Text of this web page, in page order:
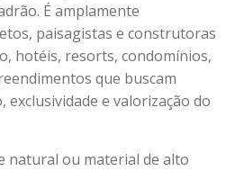
É amplamente
paisagistas e construtoras
hotéis, resorts, condomínios,
que buscam
e valorização do
natural ou material de alto